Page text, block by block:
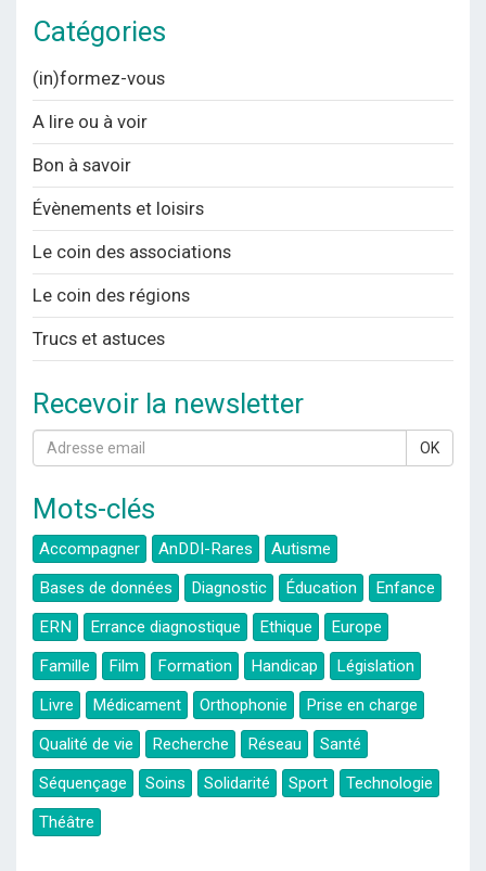
Catégories
(in)formez-vous
A lire ou à voir
Bon à savoir
Évènements et loisirs
Le coin des associations
Le coin des régions
Trucs et astuces
Recevoir la newsletter
OK
Mots-clés
Accompagner AnDDI-Rares
Autisme
Bases de données
Diagnostic Éducation
Enfance
ERN
Errance diagnostique Ethique
Europe
Famille
Film Formation Handicap
Législation
Livre
Médicament Orthophonie
Prise en charge
Qualité de vie
Recherche Réseau
Santé
Séquençage
Soins Solidarité Sport
Technologie
Théâtre